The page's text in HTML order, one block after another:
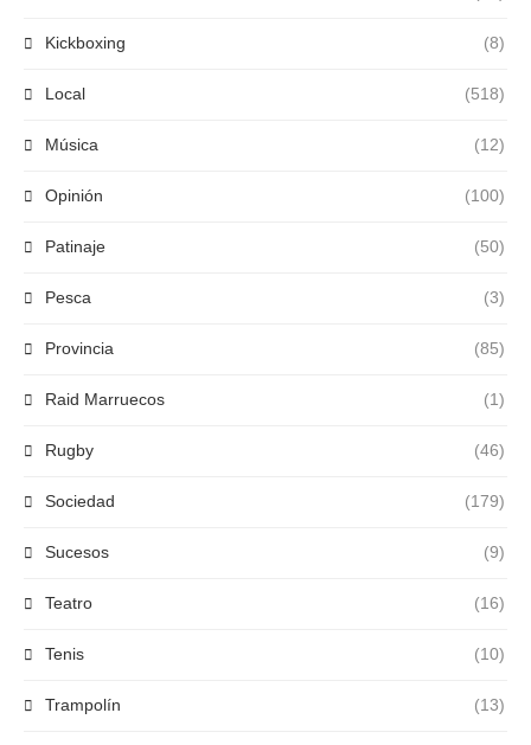
Kickboxing (8)
Local (518)
Música (12)
Opinión (100)
Patinaje (50)
Pesca (3)
Provincia (85)
Raid Marruecos (1)
Rugby (46)
Sociedad (179)
Sucesos (9)
Teatro (16)
Tenis (10)
Trampolín (13)